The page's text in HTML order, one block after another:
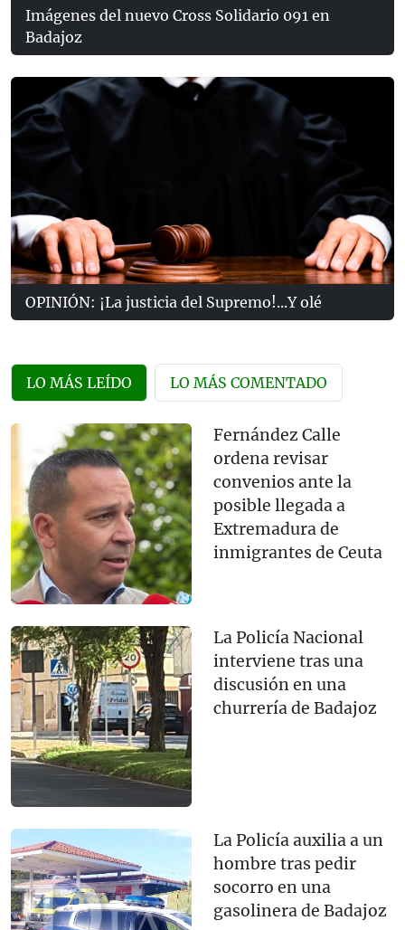
Imágenes del nuevo Cross Solidario 091 en
Badajoz
OPINIÓN: ¡La justicia del Supremo!...Y olé
LO MÁS LEÍDO LO MÁS COMENTADO
Fernández Calle
ordena revisar
convenios ante la
posible llegada a
Extremadura de
inmigrantes de Ceuta
La Policía Nacional
interviene tras una
discusión en una
churrería de Badajoz
La Policía auxilia a un
hombre tras pedir
socorro en una
gasolinera de Badajoz